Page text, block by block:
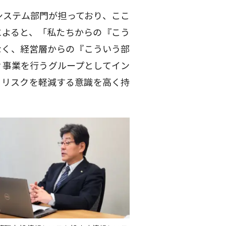
テム部門が担っており、ここ
ると、「私たちからの『こう
、経営層からの『こういう部
業を行うグループとしてイン
スクを軽減する意識を高く持